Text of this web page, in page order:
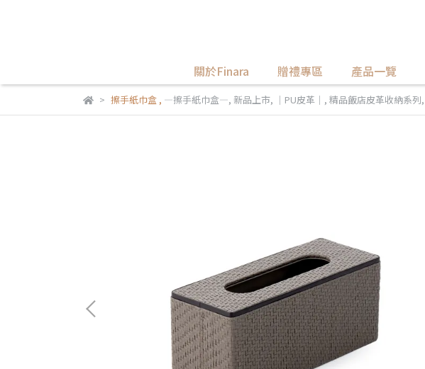
關於Finara 贈禮專區 產品一覽
擦手紙巾盒, —擦手紙巾盒—, 新品上市, ｜PU皮革｜ , 精品飯店皮革收納系列,